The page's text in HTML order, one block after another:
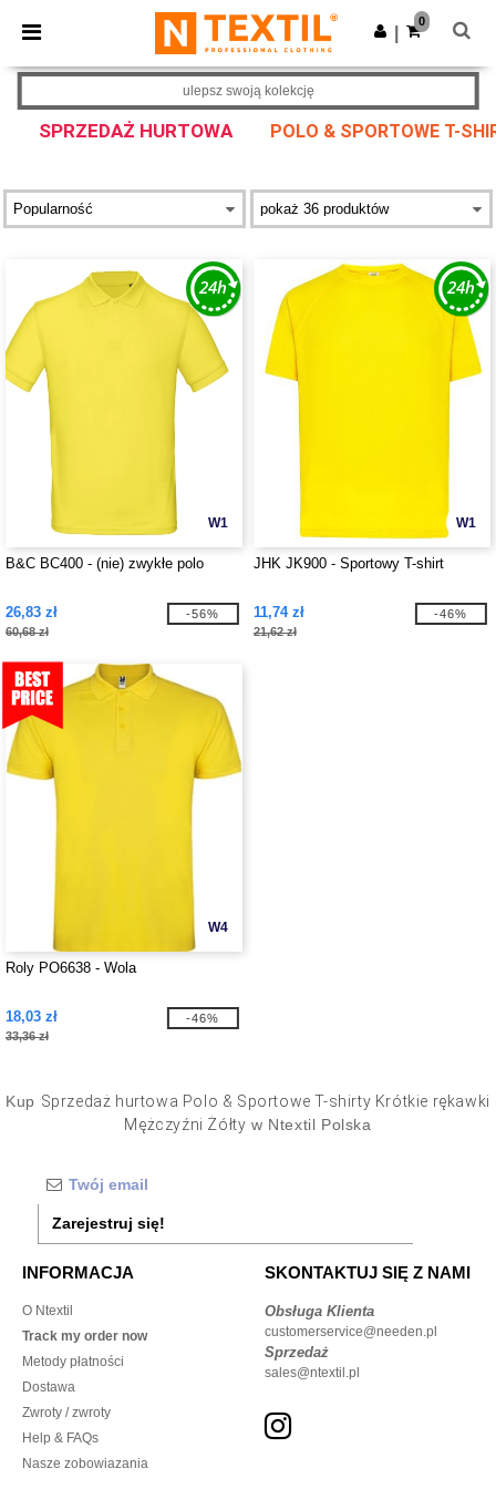
× Aplikacja Ntextil
Lepsze ceny w aplikacji!
Pobierz app
0
SPRZEDAŻ HURTOWA POLO & SPORTOWE T-
ulepsz swoją kolekcję
W1
B&C BC400 - (nie) zwykłe polo
26,83 zł
60,68 zł
-56%
W1
JHK JK900 - Sportowy T-shirt
11,74 zł
21,62 zł
-46%
W4
Roly PO6638 - Wola
18,03 zł
33,36 zł
-46%
Kup Sprzedaż hurtowa Polo & Sportowe T-shirty Krótkie rękawki
Mężczyźni Żółty w Ntextil Polska
Zarejestruj się!
INFORMACJA
O Ntextil
Track my order now
Metody płatności
Dostawa
Zwroty / zwroty
Help & FAQs
Nasze zobowiazania
SKONTAKTUJ SIĘ Z NAMI
Obsługa Klienta
customerservice@needen.pl
Sprzedaż
sales@ntextil.pl